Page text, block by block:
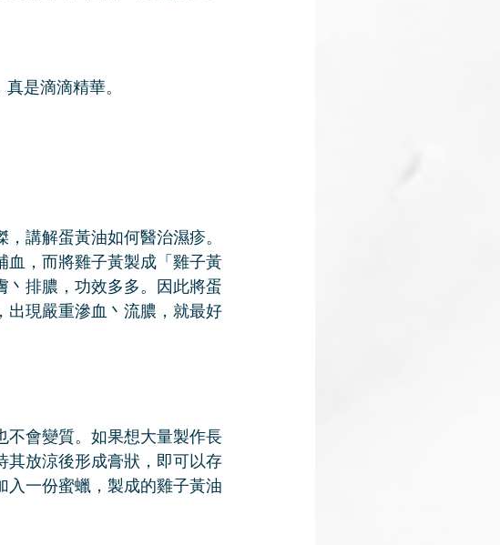
是滴滴精華。
講解蛋黃油如何醫治濕疹。
血，而將雞子黃製成「雞子黃
丶排膿，功效多多。因此將蛋
出現嚴重滲血丶流膿，就最好
不會變質。如果想大量製作長
其放涼後形成膏狀，即可以存
入一份蜜蠟，製成的雞子黃油